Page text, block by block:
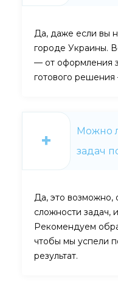
Да, даже если вы
городе Украины.
— от оформления
готового
Можно
задач
Да, это возможно,
сложности задач,
Рекомендуем
чтобы мы успели
результат.